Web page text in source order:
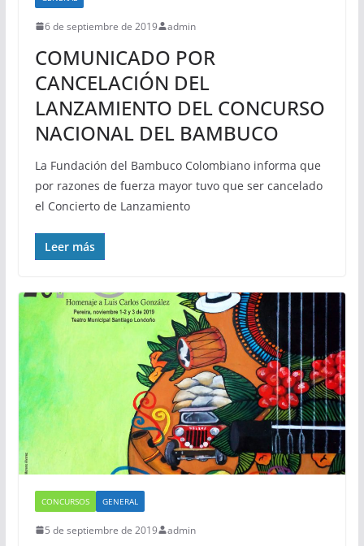
6 de septiembre de 2019 admin
COMUNICADO POR
CANCELACIÓN DEL
LANZAMIENTO DEL CONCURSO
NACIONAL DEL BAMBUCO
La Fundación del Bambuco Colombiano informa que
por razones de fuerza mayor tuvo que ser cancelado
el Concierto de Lanzamiento
Leer más
CONCURSOS GENERAL
5 de septiembre de 2019 admin